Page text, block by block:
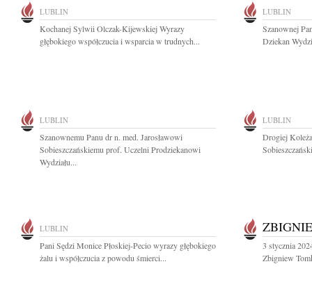
LUBLIN
Kochanej Sylwii Olczak-Kijewskiej Wyrazy
głębokiego współczucia i wsparcia w trudnych...
LUBLIN
Szanownej
Dziekan
LUBLIN
Szanownemu Panu dr n. med. Jarosławowi
Sobieszczańskiemu prof. Uczelni Prodziekanowi
Wydziału...
LUBLIN
Drogiej
LUBLIN
Pani Sędzi Monice Płoskiej-Pecio wyrazy głębokiego
żalu i współczucia z powodu śmierci...
3 stycznia
Zbigniew